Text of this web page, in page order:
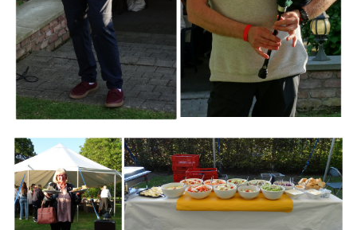
Branding
ARMCHAIR